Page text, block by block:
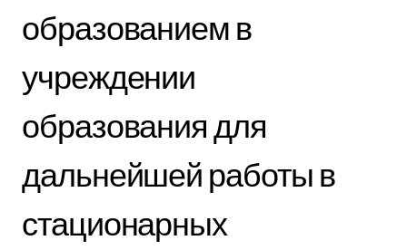
образованием в
учреждении
образования для
дальнейшей работы в
стационарных